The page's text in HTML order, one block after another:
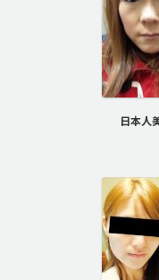
日本人